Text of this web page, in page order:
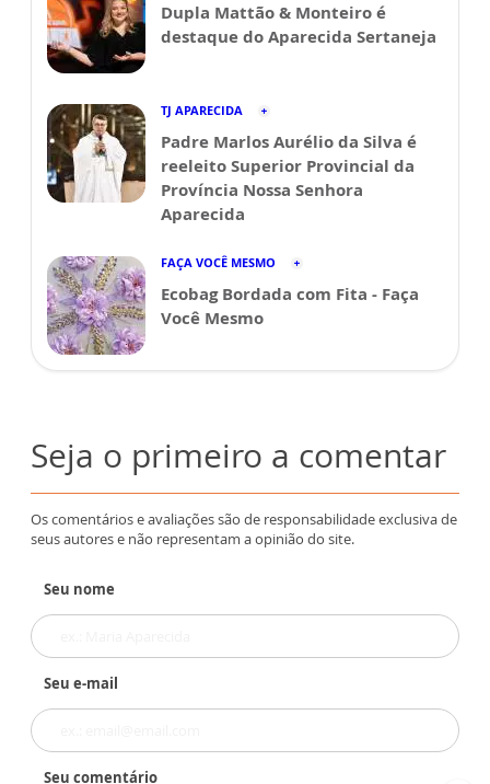
Dupla Mattão & Monteiro é
destaque do Aparecida Sertaneja
TJ APARECIDA
Padre Marlos Aurélio da Silva é
reeleito Superior Provincial da
Província Nossa Senhora
Aparecida
FAÇA VOCÊ MESMO
Ecobag Bordada com Fita - Faça
Você Mesmo
Seja o primeiro a comentar
Os comentários e avaliações são de responsabilidade exclusiva de
seus autores e não representam a opinião do site.
Seu nome
Seu e-mail
Seu comentário